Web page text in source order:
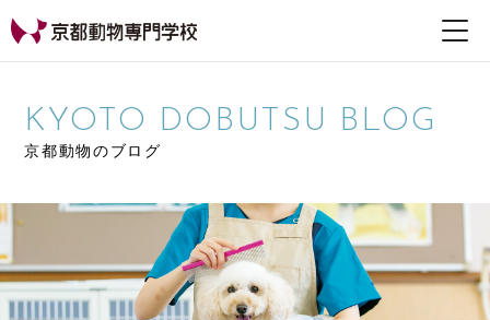
門学校
KYOTO DOBUTSU BLOG
京都動物のブログ